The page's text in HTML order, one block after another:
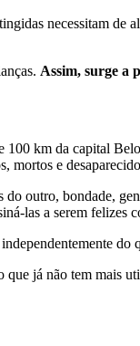
necessitam de
Assim, surge a
km da capital
mortos e
outro, bondade,
las a serem felizes
do
que já não tem mais